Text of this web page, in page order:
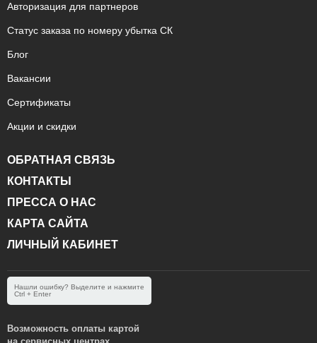
Авторизация для партнеров
Статус заказа по номеру убытка СК
Блог
Вакансии
Сертификаты
Акции и скидки
ОБРАТНАЯ СВЯЗЬ
КОНТАКТЫ
ПРЕССА О НАС
КАРТА САЙТА
ЛИЧНЫЙ КАБИНЕТ
Нашли ошибку? Выделите и нажмите
Ctrl + Enter
Возможность оплаты картой